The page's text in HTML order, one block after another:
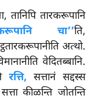
तानिपि तारकरूपानि
चा’’ति,
अत्थो.
वेदितब्बानि.
रत्ति, सत्तानं सद्दस्स
कीळन्ति जोतन्ति